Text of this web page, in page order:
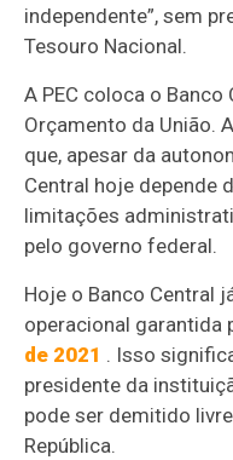
independente”, sem
Tesouro Nacional.
A PEC coloca o
Orçamento da União.
que, apesar da
Central hoje depende
limitações
pelo governo federal.
Hoje o Banco Central
operacional garantida
de 2021 . Isso
presidente da
pode ser demitido
República.